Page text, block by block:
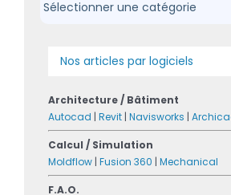
Nos articles par logiciels
Architecture / Bâtiment
Autocad | Revit | Navisworks |
Calcul / Simulation
Moldflow | Fusion 360 | Mechanical
F.A.O.